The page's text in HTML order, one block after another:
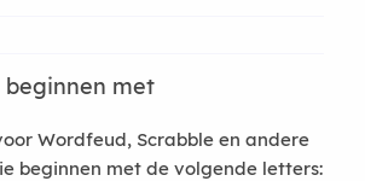
beginnen met
Wordfeud, Scrabble en andere
beginnen met de volgende letters: